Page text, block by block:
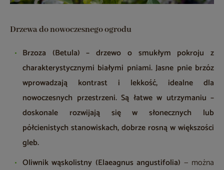
Drzewa do nowoczesnego ogrodu
Brzoza (Betula) – drzewo o smukłym pokroju z
charakterystycznymi białymi pniami. Jasne pnie brzóz
wprowadzają kontrast i lekkość, idealne dla
nowoczesnych przestrzeni. Są łatwe w utrzymaniu –
doskonale rozwijają się w słonecznych lub
półcienistych stanowiskach, dobrze rosną w większości
gleb.
Oliwnik wąskolistny (Elaeagnus angustifolia) — można